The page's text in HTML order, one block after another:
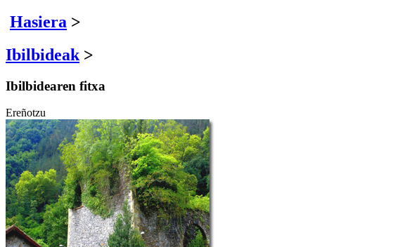
Hasiera >
Ibilbideak >
Ibilbidearen fitxa
Ereñotzu